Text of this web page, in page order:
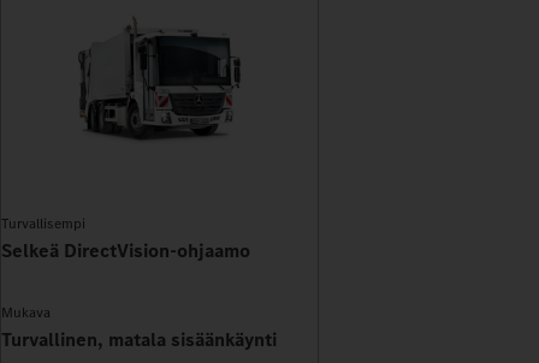
Turvallisempi
Selkeä DirectVision-ohjaamo
Mukava
Turvallinen, matala sisäänkäynti